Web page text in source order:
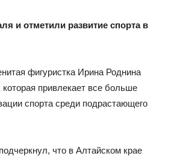
район
и отметили развитие спорта в
фигуристка Ирина Роднина
привлекает все больше
спорта среди подрастающего
что в Алтайском крае